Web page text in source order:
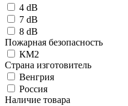
4 dB
7 dB
8 dB
Пожарная безопасность
КМ2
Страна изготовитель
Венгрия
Россия
Наличие товара